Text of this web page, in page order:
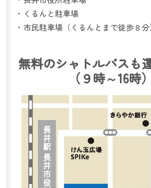
・くるんと駐車場
・市民駐車場（くるんとまで徒歩８分
無料のシャトルバスも
（９時～16時）